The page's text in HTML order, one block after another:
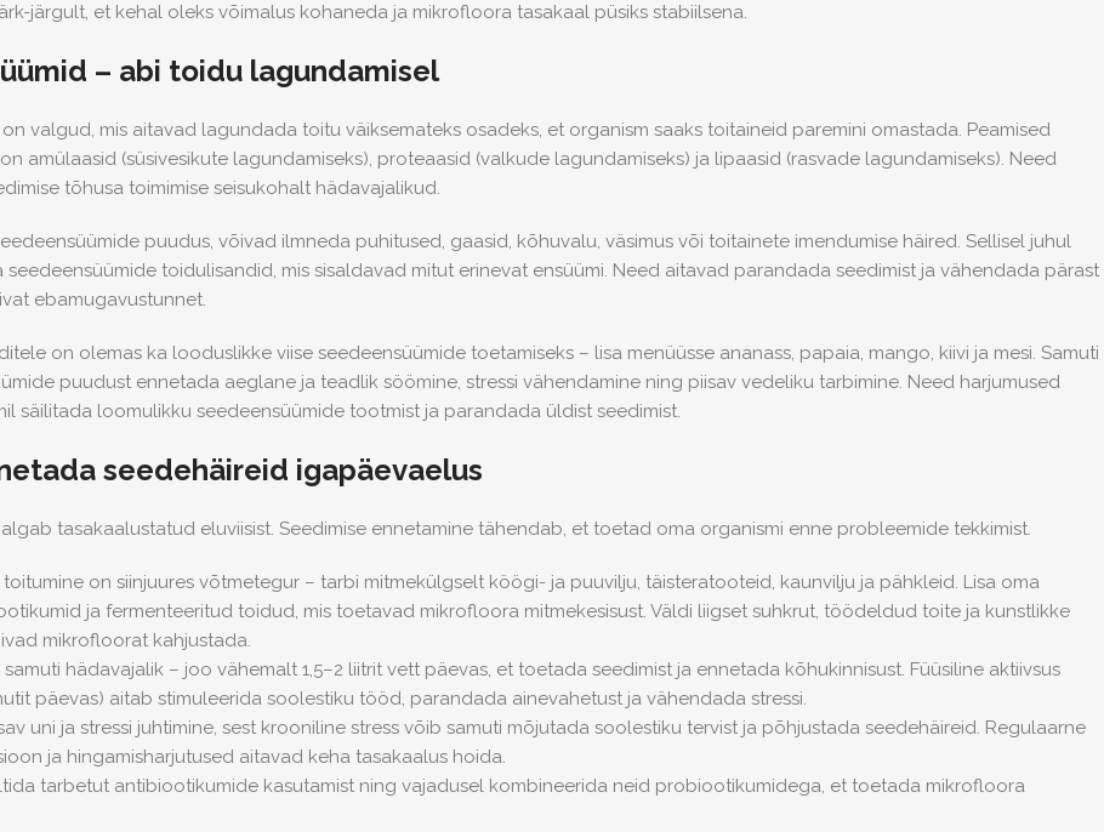
järgult, et kehal oleks võimalus kohaneda ja mikrofloora tasakaal püsiks stabiilsena.
– abi toidu lagundamisel
valgud, mis aitavad lagundada toitu väiksemateks osadeks, et organism saaks toitaineid paremini omastada. Peamised
amülaasid (süsivesikute lagundamiseks), proteaasid (valkude lagundamiseks) ja lipaasid (rasvade lagundamiseks). Need
tõhusa toimimise seisukohalt hädavajalikud.
puudus, võivad ilmneda puhitused, gaasid, kõhuvalu, väsimus või toitainete imendumise häired. Sellisel juhul
toidulisandid, mis sisaldavad mitut erinevat ensüümi. Need aitavad parandada seedimist ja vähendada pärast
ebamugavustunnet.
on olemas ka looduslikke viise seedeensüümide toetamiseks – lisa menüüsse ananass, papaia, mango, kiivi ja mesi. Samuti
puudust ennetada aeglane ja teadlik söömine, stressi vähendamine ning piisav vedeliku tarbimine. Need harjumused
säilitada loomulikku seedeensüümide tootmist ja parandada üldist seedimist.
seedehäireid igapäevaelus
tasakaalustatud eluviisist. Seedimise ennetamine tähendab, et toetad oma organismi enne probleemide tekkimist.
toitumineon siinjuures võtmetegur – tarbi mitmekülgselt köögi- ja puuvilju, täisteratooteid, kaunvilju ja pähkleid. Lisa oma
ja fermenteeritud toidud, mis toetavad mikrofloora mitmekesisust. Väldi liigset suhkrut, töödeldud toite ja kunstlikke
mikrofloorat kahjustada.
samuti hädavajalik – joo vähemalt 1,5–2 liitrit vett päevas, et toetada seedimist ja ennetada kõhukinnisust. Füüsiline aktiivsus
päevas) aitab stimuleerida soolestiku tööd, parandada ainevahetust ja vähendada stressi.
uni ja stressi juhtimine, sest krooniline stress võib samuti mõjutada soolestiku tervist ja põhjustada seedehäireid. Regulaarne
ja hingamisharjutused aitavad keha tasakaalus hoida.
tarbetut antibiootikumide kasutamistning vajadusel kombineerida neid probiootikumidega, et toetada mikrofloora